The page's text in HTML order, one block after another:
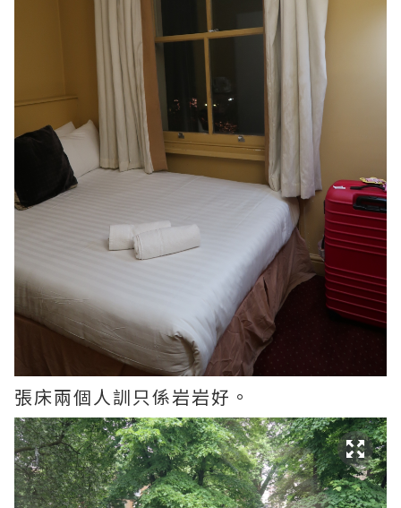
張床兩個人訓只係岩岩好。